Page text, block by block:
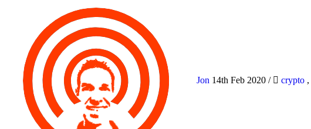
Jon 14th Feb 2020 / crypto ,